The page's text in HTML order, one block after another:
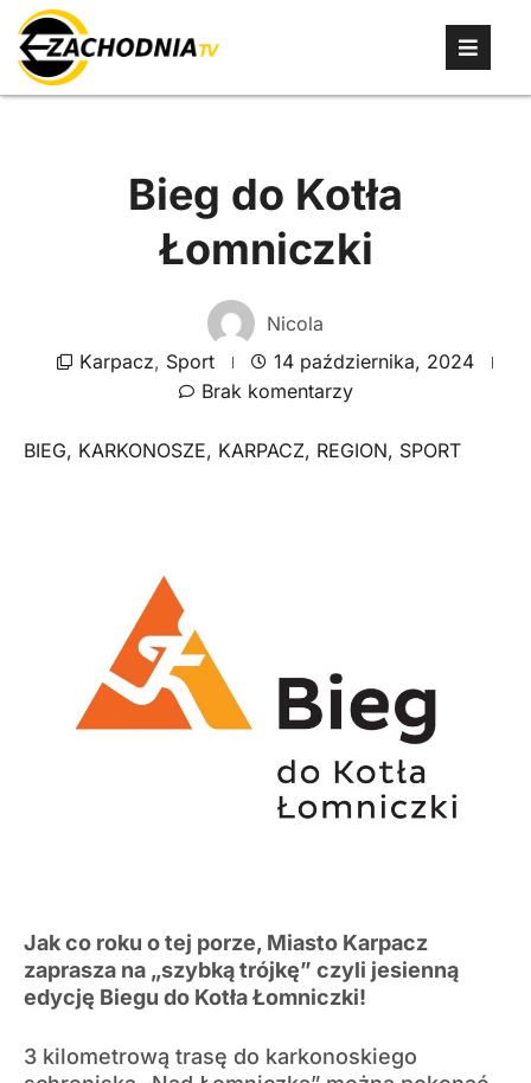
Bieg do Kotła
Łomniczki
Nicola
Karpacz, Sport
14 października, 2024
Brak komentarzy
BIEG, KARKONOSZE, KARPACZ, REGION, SPORT
Jak co roku o tej porze, Miasto Karpacz
zaprasza na „szybką trójkę” czyli jesienną
edycję Biegu do Kotła Łomniczki!
3 kilometrową trasę do karkonoskiego